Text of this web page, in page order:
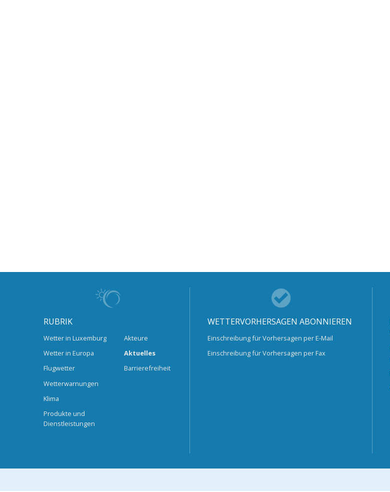
RUBRIK
Wetter in Luxemburg
Wetter in Europa
Flugwetter
Wetterwarnungen
Klima
Produkte und
Dienstleistungen
Akteure
Aktuelles
Barrierefreiheit
WETTERVORHERSAGEN ABONNIEREN
Einschreibung für Vorhersagen per E-Mail
Einschreibung für Vorhersagen per Fax